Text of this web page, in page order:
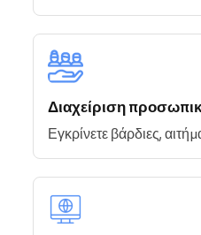
Διαχείριση
Εγκρίνετε βάρδιες,